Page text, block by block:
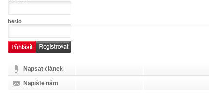
heslo
Napsat článek
Napište nám